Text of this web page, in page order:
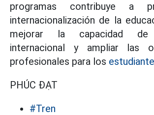
programas contribuye a
internacionalización de la
mejorar la capacidad de
internacional y ampliar las
profesionales para los
PHÚC ĐẠT
#Tren